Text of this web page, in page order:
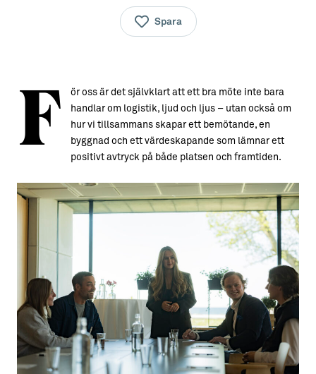
→ Idrottsliv Spara
F
ör oss är det självklart att ett bra möte inte bara
handlar om logistik, ljud och ljus – utan också om
hur vi tillsammans skapar ett bemötande, en
byggnad och ett värdeskapande som lämnar ett
positivt avtryck på både platsen och framtiden.